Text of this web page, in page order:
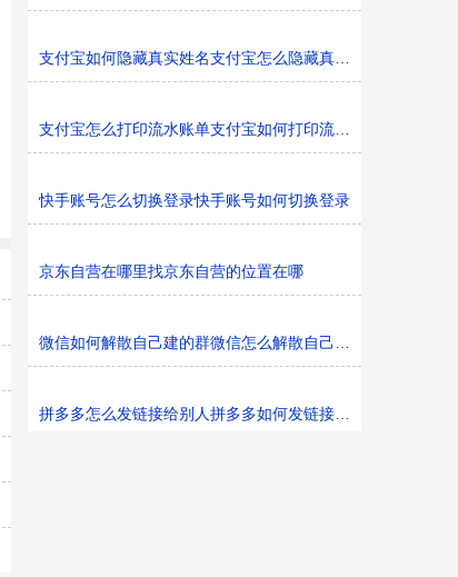
支付宝如何隐藏真实姓名支付宝怎么隐藏真实姓名
支付宝怎么打印流水账单支付宝如何打印流水账单
快手账号怎么切换登录快手账号如何切换登录
京东自营在哪里找京东自营的位置在哪
微信如何解散自己建的群微信怎么解散自己建的群
拼多多怎么发链接给别人拼多多如何发链接给别人